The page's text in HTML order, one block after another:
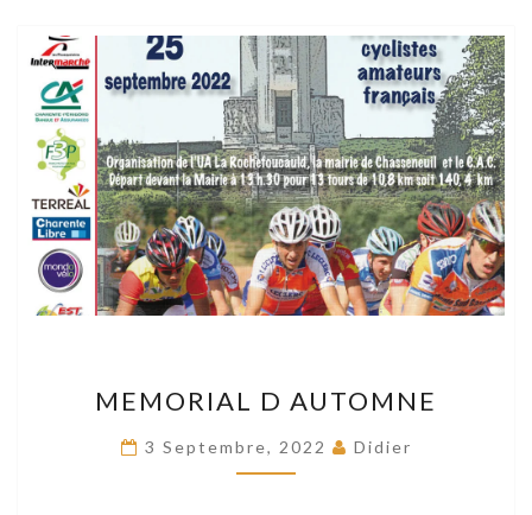
D
AUTOMNE
MEMORIAL D AUTOMNE
3 Septembre, 2022 Didier